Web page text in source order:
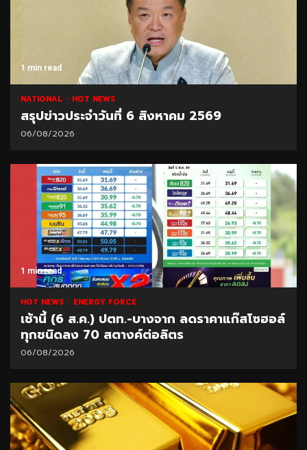
1 min read
NATIONAL HOT NEWS
สรุปข่าวประจำวันที่ 6 สิงหาคม 2569
06/08/2026
1 min read
HOT NEWS ENERGY FORCE
เช้านี้ (6 ส.ค.) ปตท.-บางจาก ลดราคาแก๊สโซฮอล์
ทุกชนิดลง 70 สตางค์ต่อลิตร
06/08/2026